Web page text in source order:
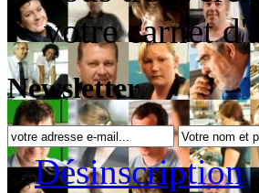
votre carnet
Newsletter
»Désinscription